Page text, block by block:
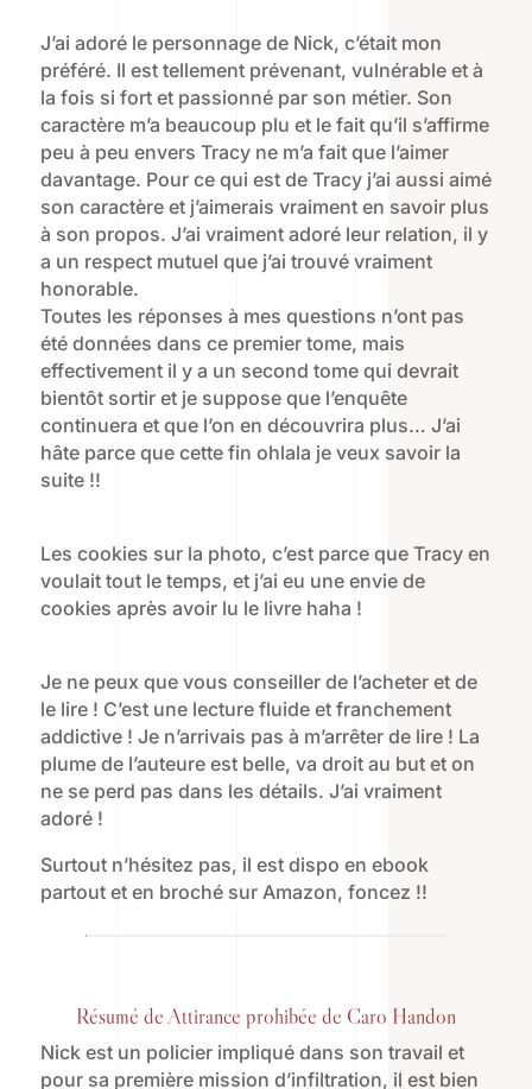
J’ai adoré le personnage de Nick, c’était mon
préféré. Il est tellement prévenant, vulnérable et à
la fois si fort et passionné par son métier. Son
caractère m’a beaucoup plu et le fait qu’il s’affirme
peu à peu envers Tracy ne m’a fait que l’aimer
davantage. Pour ce qui est de Tracy j’ai aussi aimé
son caractère et j’aimerais vraiment en savoir plus
à son propos. J’ai vraiment adoré leur relation, il y
a un respect mutuel que j’ai trouvé vraiment
honorable.
Toutes les réponses à mes questions n’ont pas
été données dans ce premier tome, mais
effectivement il y a un second tome qui devrait
bientôt sortir et je suppose que l’enquête
continuera et que l’on en découvrira plus… J’ai
hâte parce que cette fin ohlala je veux savoir la
suite !!
Les cookies sur la photo, c’est parce que Tracy en
voulait tout le temps, et j’ai eu une envie de
cookies après avoir lu le livre haha !
Je ne peux que vous conseiller de l’acheter et de
le lire ! C’est une lecture fluide et franchement
addictive ! Je n’arrivais pas à m’arrêter de lire ! La
plume de l’auteure est belle, va droit au but et on
ne se perd pas dans les détails. J’ai vraiment
adoré !
Surtout n’hésitez pas, il est dispo en ebook
partout et en broché sur Amazon, foncez !!
Résumé de Attirance prohibée de Caro Handon
Nick est un policier impliqué dans son travail et
pour sa première mission d’infiltration, il est bien